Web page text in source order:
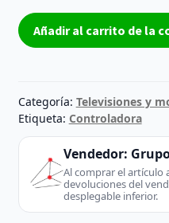
Botonera
TV
CXK-
LE32180-
0H
Inves
JCT170506
cantidad
Añadir al carrito de la
Categoría: Televisiones y
Etiqueta: Controladora
Vendedor:
Al comprar el artículo
devoluciones del
desplegable inferior.